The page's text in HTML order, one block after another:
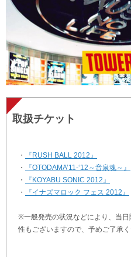
取扱チケット
・
『RUSH BALL 2012』
・
『OTODAMA’11-‘12～音泉魂～』
・
『KOYABU SONIC 2012』
・
『イナズマロック フェス 2012』
※一般発売の状況などにより、当
性もございますので、予めご了承く